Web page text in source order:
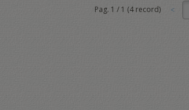
Pag. 1 / 1 (4record)